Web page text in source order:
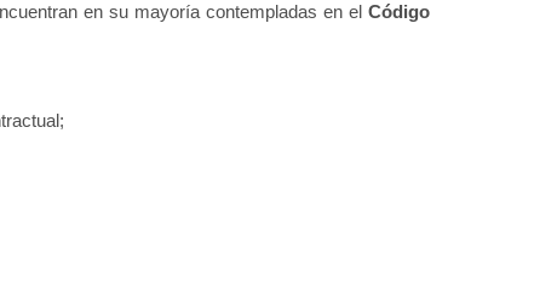
en su mayoría contempladas en elCódigo